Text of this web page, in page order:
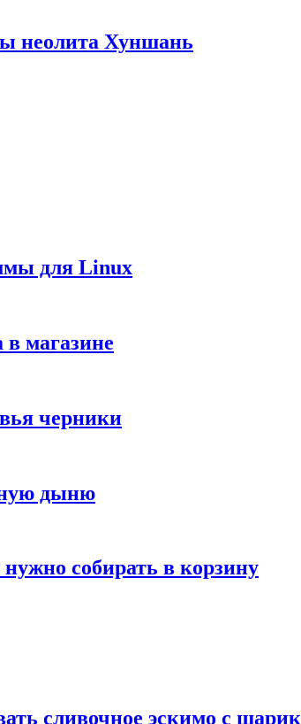
неолита Хуншань
для Linux
в магазине
черники
дыню
собирать в корзину
сливочное эскимо с